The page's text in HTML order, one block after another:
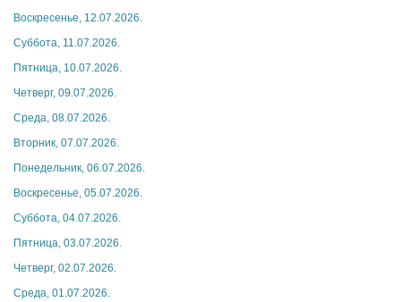
Воскресенье, 12.07.2026.
Суббота, 11.07.2026.
Пятница, 10.07.2026.
Четверг, 09.07.2026.
Среда, 08.07.2026.
Вторник, 07.07.2026.
Понедельник, 06.07.2026.
Воскресенье, 05.07.2026.
Суббота, 04.07.2026.
Пятница, 03.07.2026.
Четверг, 02.07.2026.
Среда, 01.07.2026.